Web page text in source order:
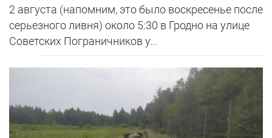
2 августа (напомним, это было воскресенье после
серьезного ливня) около 5:30 в Гродно на улице
Советских Пограничников у...